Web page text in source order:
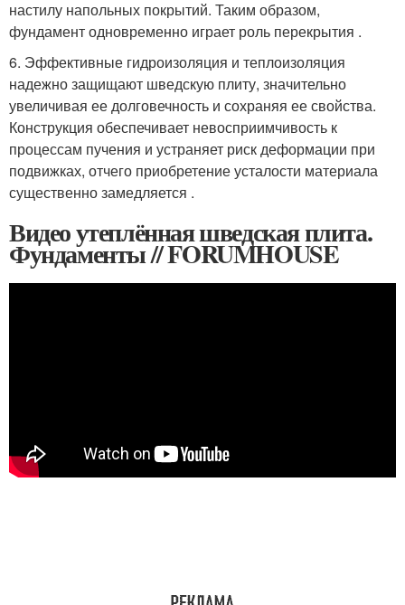
настилу напольных покрытий. Таким образом,
фундамент одновременно играет роль перекрытия .
6. Эффективные гидроизоляция и теплоизоляция
надежно защищают шведскую плиту, значительно
увеличивая ее долговечность и сохраняя ее свойства.
Конструкция обеспечивает невосприимчивость к
процессам пучения и устраняет риск деформации при
подвижках, отчего приобретение усталости материала
существенно замедляется .
Видео утеплённая шведская плита.
Фундаменты // FORUMHOUSE